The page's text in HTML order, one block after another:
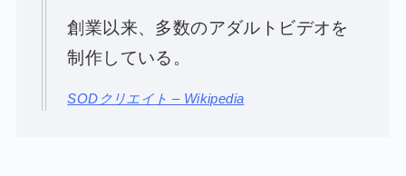
創業以来、多数のアダルトビデオを
制作している。
SODクリエイト – Wikipedia